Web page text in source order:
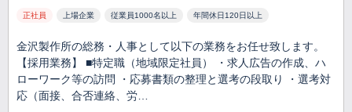
正社員 上場企業 従業員1000名以上 年間休日120日以上
金沢製作所の総務・人事として以下の業務をお任せ致します。
【採用業務】 ■特定職（地域限定社員） ・求人広告の作成、ハ
ローワーク等の訪問 ・応募書類の整理と選考の段取り ・選考対
応（面接、合否連絡、労…